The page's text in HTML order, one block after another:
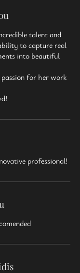
talent and
to capture real
into beautiful
for her work
professional!